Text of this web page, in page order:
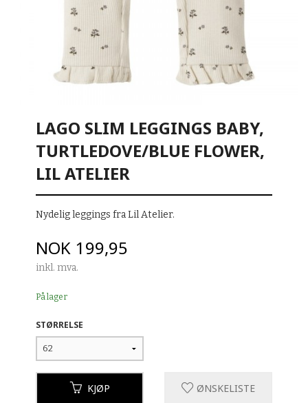
LAGO SLIM LEGGINGS BABY,
TURTLEDOVE/BLUE FLOWER,
LIL ATELIER
Nydelig leggings fra Lil Atelier.
Pris
NOK 199,95
inkl. mva.
På lager
STØRRELSE
KJØP ØNSKELISTE